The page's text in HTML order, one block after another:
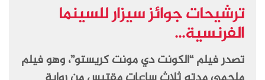
ترشيحات جوائز سيزار للسينما
الفرنسية...
تصدر فيلم “الكونت دي مونت كريستو”، وهو فيلم